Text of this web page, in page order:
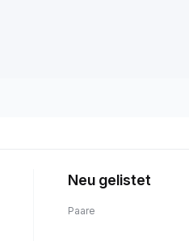
Neu gelistet
Paare